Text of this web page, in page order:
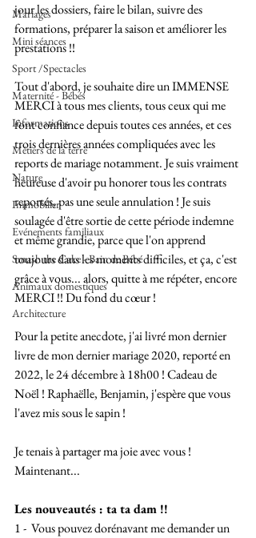
Mariages
Mini séances
Sport /Spectacles
Maternité - Bébés
Informations
Métiers de la terre
Nature
Immobilier
Evénements familiaux
Smash the Cake - Bain de Bébé
Animaux domestiques
Architecture
jour les dossiers, faire le bilan, suivre des
formations, préparer la saison et améliorer les
prestations !!
Tout d'abord, je souhaite dire un IMMENSE
MERCI à tous mes clients, tous ceux qui me
font confiance depuis toutes ces années, et ces
trois dernières années compliquées avec les
reports de mariage notamment. Je suis vraiment
heureuse d'avoir pu honorer tous les contrats
reportés, pas une seule annulation ! Je suis
soulagée d'être sortie de cette période indemne
et même grandie, parce que l'on apprend
toujours dans les moments difficiles, et ça, c'est
grâce à vous... alors, quitte à me répéter, encore
MERCI !! Du fond du cœur !
Pour la petite anecdote, j'ai livré mon dernier
livre de mon dernier mariage 2020, reporté en
2022, le 24 décembre à 18h00 ! Cadeau de
Noël ! Raphaëlle, Benjamin, j'espère que vous
l'avez mis sous le sapin !
Je tenais à partager ma joie avec vous !
Maintenant...
Les nouveautés : ta ta dam !!
1 -  Vous pouvez dorénavant me demander un